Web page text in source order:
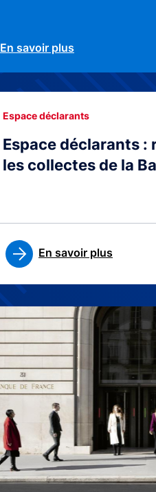
En savoir plus
Espace déclarants
les collectes de la
Espace déclarants
En savoir plus